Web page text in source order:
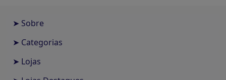
➤ Sobre
➤ Categorias
➤ Lojas